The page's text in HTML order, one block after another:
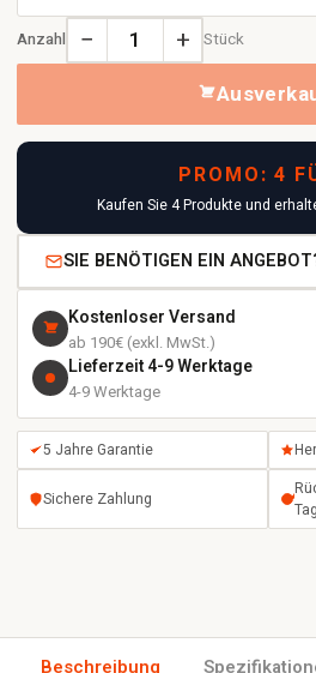
Anzahl − + Stück
PROMO: 4
Kaufen Sie 4 Produkte und
SIE BENÖTIGEN EIN
Kostenloser Versand
ab 190€ (exkl. MwSt.)
Lieferzeit 4-9 Werktage
4-9 Werktage
5 Jahre Garantie
Sichere Zahlung
Beschreibung